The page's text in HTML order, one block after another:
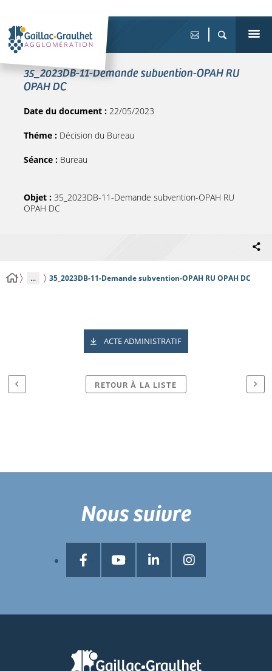
35_2023DB-11-Demande subvention-OPAH RU
OPAH DC
Date du document : 22/05/2023
Théme : Décision du Bureau
Séance : Bureau
Objet : 35_2023DB-11-Demande subvention-OPAH RU
OPAH DC
... 35_2023DB-11-Demande subvention-OPAH RU OPAH DC
ACTE ADMINISTRATIF
RETOUR À LA LISTE
Nous suivre